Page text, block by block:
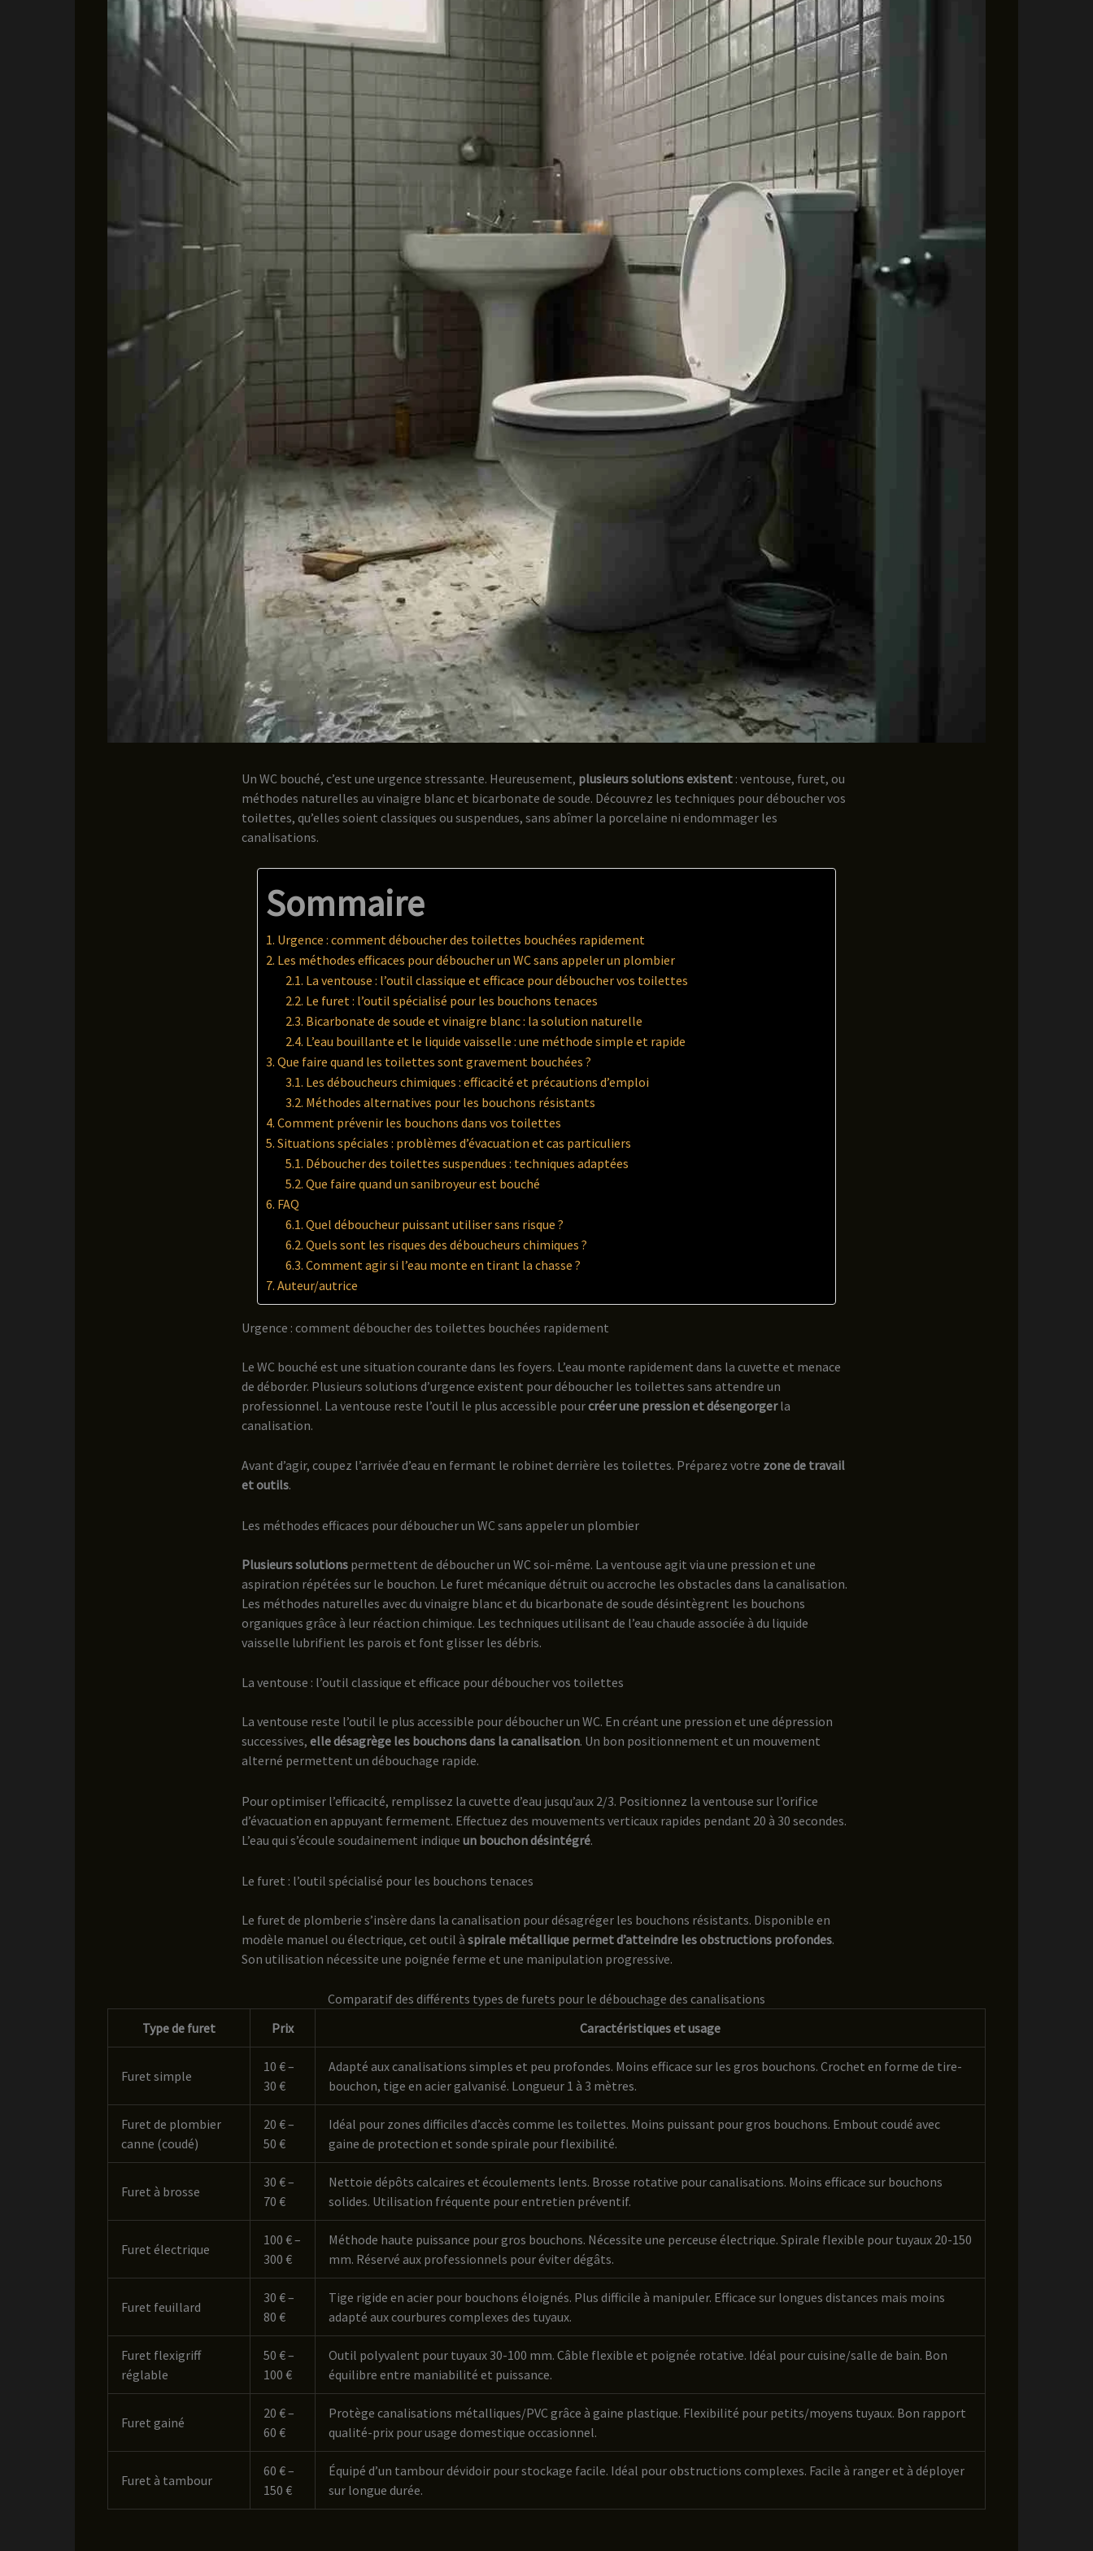
Un WC bouché, c’est une urgence stressante. Heureusement, plusieurs solutions existent : ventouse, furet, ou
méthodes naturelles au vinaigre blanc et bicarbonate de soude. Découvrez les techniques pour déboucher vos
toilettes, qu’elles soient classiques ou suspendues, sans abîmer la porcelaine ni endommager les
canalisations.
Sommaire
Urgence : comment déboucher des toilettes bouchées rapidement
Les méthodes efficaces pour déboucher un WC sans appeler un plombier
La ventouse : l’outil classique et efficace pour déboucher vos toilettes
Le furet : l’outil spécialisé pour les bouchons tenaces
Bicarbonate de soude et vinaigre blanc : la solution naturelle
L’eau bouillante et le liquide vaisselle : une méthode simple et rapide
Que faire quand les toilettes sont gravement bouchées ?
Les déboucheurs chimiques : efficacité et précautions d’emploi
Méthodes alternatives pour les bouchons résistants
Comment prévenir les bouchons dans vos toilettes
Situations spéciales : problèmes d’évacuation et cas particuliers
Déboucher des toilettes suspendues : techniques adaptées
Que faire quand un sanibroyeur est bouché
FAQ
Quel déboucheur puissant utiliser sans risque ?
Quels sont les risques des déboucheurs chimiques ?
Comment agir si l’eau monte en tirant la chasse ?
Auteur/autrice
Urgence : comment déboucher des toilettes bouchées rapidement
Le WC bouché est une situation courante dans les foyers. L’eau monte rapidement dans la cuvette et menace
de déborder. Plusieurs solutions d’urgence existent pour déboucher les toilettes sans attendre un
professionnel. La ventouse reste l’outil le plus accessible pourcréer une pression et désengorgerla
canalisation.
Avant d’agir, coupez l’arrivée d’eau en fermant le robinet derrière les toilettes. Préparez votre zone de travail
et outils.
Les méthodes efficaces pour déboucher un WC sans appeler un plombier
Plusieurs solutions permettent de déboucher un WC soi-même. La ventouse agit via une pression et une
aspiration répétées sur le bouchon. Le furet mécanique détruit ou accroche les obstacles dans la canalisation.
Les méthodes naturelles avec du vinaigre blanc et du bicarbonate de soude désintègrent les bouchons
organiques grâce à leur réaction chimique. Les techniques utilisant de l’eau chaude associée à du liquide
vaisselle lubrifient les parois et font glisser les débris.
La ventouse : l’outil classique et efficace pour déboucher vos toilettes
La ventouse reste l’outil le plus accessible pour déboucher un WC. En créant une pression et une dépression
successives, elle désagrège les bouchons dans la canalisation. Un bon positionnement et un mouvement
alterné permettent un débouchage rapide.
Pour optimiser l’efficacité, remplissez la cuvette d’eau jusqu’aux 2/3. Positionnez la ventouse sur l’orifice
d’évacuation en appuyant fermement. Effectuez des mouvements verticaux rapides pendant 20 à 30 secondes.
L’eau qui s’écoule soudainement indique un bouchon désintégré.
Le furet : l’outil spécialisé pour les bouchons tenaces
Le furet de plomberie s’insère dans la canalisation pour désagréger les bouchons résistants. Disponible en
modèle manuel ou électrique, cet outil à spirale métallique permet d’atteindre les obstructions profondes.
Son utilisation nécessite une poignée ferme et une manipulation progressive.
Comparatif des différents types de furets pour le débouchage des canalisations
Type de furet
Prix Caractéristiques et usage
Furet simple
10 € –
30 €
Adapté aux canalisations simples et peu profondes. Moins efficace sur les gros bouchons. Crochet en forme de tire-
bouchon, tige en acier galvanisé. Longueur 1 à 3 mètres.
Furet de plombier
canne (coudé)
20 € –
50 €
Idéal pour zones difficiles d’accès comme les toilettes. Moins puissant pour gros bouchons. Embout coudé avec
gaine de protection et sonde spirale pour flexibilité.
Furet à brosse
30 € –
70 €
Nettoie dépôts calcaires et écoulements lents. Brosse rotative pour canalisations. Moins efficace sur bouchons
solides. Utilisation fréquente pour entretien préventif.
Furet électrique
100 € –
300 €
Méthode haute puissance pour gros bouchons. Nécessite une perceuse électrique. Spirale flexible pour tuyaux 20-150
mm. Réservé aux professionnels pour éviter dégâts.
Furet feuillard
30 € –
80 €
Tige rigide en acier pour bouchons éloignés. Plus difficile à manipuler. Efficace sur longues distances mais moins
adapté aux courbures complexes des tuyaux.
Furet flexigriff
réglable
50 € –
100 €
Outil polyvalent pour tuyaux 30-100 mm. Câble flexible et poignée rotative. Idéal pour cuisine/salle de bain. Bon
équilibre entre maniabilité et puissance.
Furet gainé
20 € –
60 €
Protège canalisations métalliques/PVC grâce à gaine plastique. Flexibilité pour petits/moyens tuyaux. Bon rapport
qualité-prix pour usage domestique occasionnel.
Furet à tambour
60 € –
150 €
Équipé d’un tambour dévidoir pour stockage facile. Idéal pour obstructions complexes. Facile à ranger et à déployer
sur longue durée.